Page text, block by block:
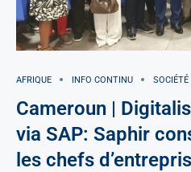
AFRIQUE INFO CONTINU SOCIÉTÉ
Cameroun |
via SAP: Saphir
les chefs